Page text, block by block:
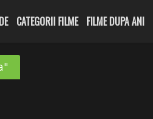
CATEGORII FILME FILME DUPA ANI